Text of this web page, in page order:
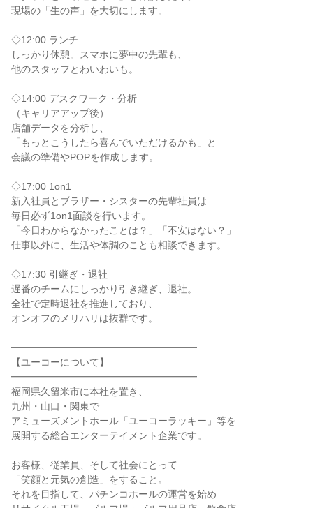
現場の「生の声」を大切にします。
◇12:00 ランチ
しっかり休憩。スマホに夢中の先輩も、
他のスタッフとわいわいも。
◇14:00 デスクワーク・分析
（キャリアアップ後）
店舗データを分析し、
「もっとこうしたら喜んでいただけるかも」と
会議の準備やPOPを作成します。
◇17:00 1on1
新入社員とブラザー・シスターの先輩社員は
毎日必ず1on1面談を行います。
「今日わからなかったことは？」「不安はない？」
仕事以外に、生活や体調のことも相談できます。
◇17:30 引継ぎ・退社
遅番のチームにしっかり引き継ぎ、退社。
全社で定時退社を推進しており、
オンオフのメリハリは抜群です。
━━━━━━━━━━━━━━━━━━━
【ユーコーについて】
━━━━━━━━━━━━━━━━━━━
福岡県久留米市に本社を置き、
九州・山口・関東で
アミューズメントホール「ユーコーラッキー」等を
展開する総合エンターテイメント企業です。
お客様、従業員、そして社会にとって
「笑顔と元気の創造」をすること。
それを目指して、パチンコホールの運営を始め